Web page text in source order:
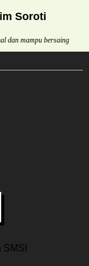
Soroti
dan mampu bersaing